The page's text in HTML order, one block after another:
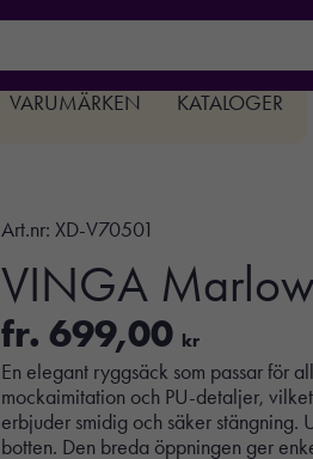
VARUMÄRKEN KATALOGER
Art.nr: XD-V70501
VINGA
fr. 699,00 kr
En elegant ryggsäck som passar för
mockaimitation och PU-detaljer,
erbjuder smidig och säker stängning.
botten. Den breda öppningen ger